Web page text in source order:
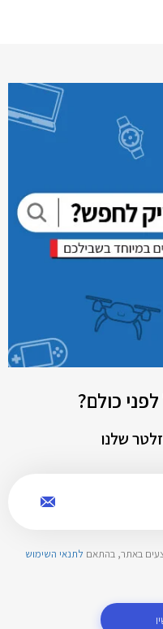
כולם?
שלנו
באתר, בהתאם לתנאי השימוש